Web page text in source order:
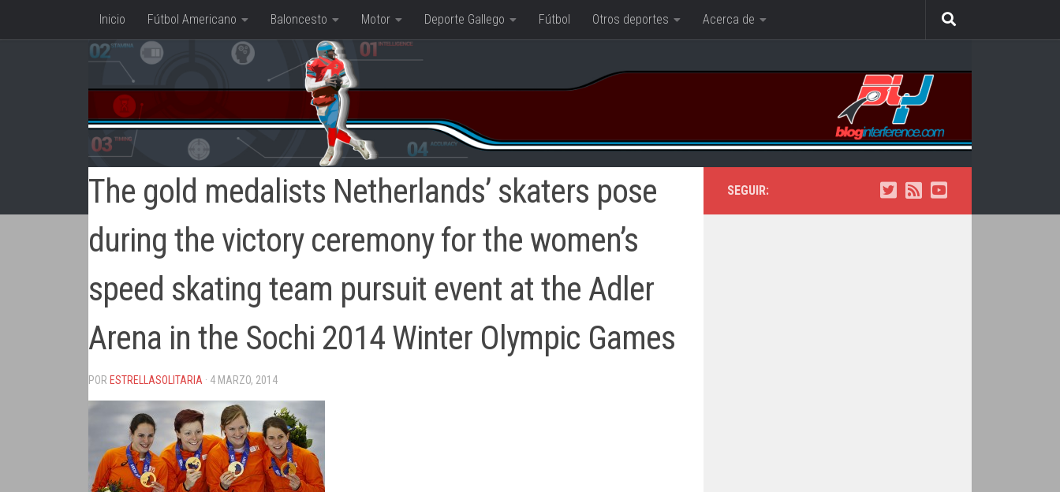
Saltar al contenido
Inicio Fútbol Americano Baloncesto Motor Deporte Gallego Fútbol Otros deportes Acerca de
The gold medalists Netherlands’ skaters pose
during the victory ceremony for the women’s
speed skating team pursuit event at the Adler
Arena in the Sochi 2014 Winter Olympic Games
POR ESTRELLASOLITARIA · 4 MARZO, 2014
SEGUIR: